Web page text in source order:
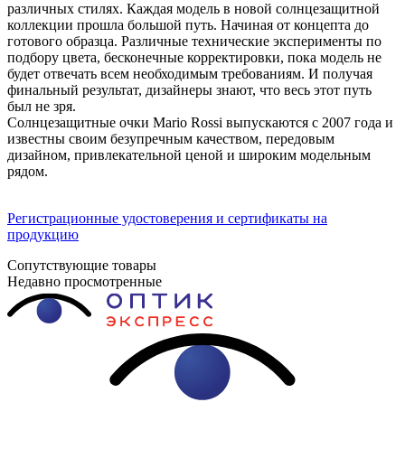
различных стилях. Каждая модель в новой солнцезащитной
коллекции прошла большой путь. Начиная от концепта до
готового образца. Различные технические эксперименты по
подбору цвета, бесконечные корректировки, пока модель не
будет отвечать всем необходимым требованиям. И получая
финальный результат, дизайнеры знают, что весь этот путь
был не зря.
Солнцезащитные очки Mario Rossi выпускаются с 2007 года и
известны своим безупречным качеством, передовым
дизайном, привлекательной ценой и широким модельным
рядом.
Регистрационные удостоверения и сертификаты на
продукцию
Сопутствующие товары
Недавно просмотренные